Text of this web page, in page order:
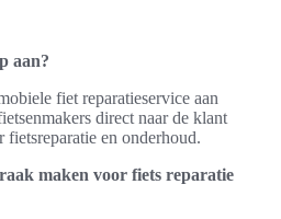
aan?
fiet reparatieservice aan
direct naar de klant
en onderhoud.
maken voor fiets reparatie